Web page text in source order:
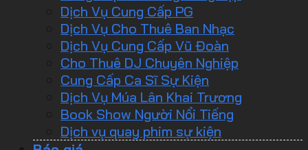
Dịch Vụ Cung Cấp PG
Dịch Vụ Cho Thuê Ban Nhạc
Dịch Vụ Cung Cấp Vũ Đoàn
Cho Thuê DJ Chuyên Nghiệp
Cung Cấp Ca Sĩ Sự Kiện
Dịch Vụ Múa Lân Khai Trương
Book Show Người Nổi Tiếng
Dịch vụ quay phim sự kiện